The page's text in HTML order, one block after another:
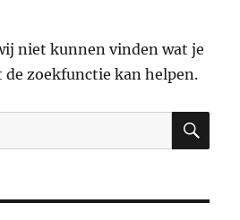
niet kunnen vinden wat je
zoekfunctie kan helpen.